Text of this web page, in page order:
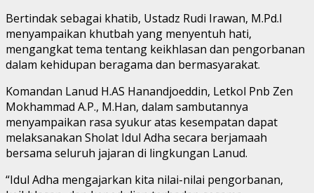
Bertindak sebagai khatib, Ustadz Rudi Irawan, M.Pd.I
menyampaikan khutbah yang menyentuh hati,
mengangkat tema tentang keikhlasan dan pengorbanan
dalam kehidupan beragama dan bermasyarakat.
Komandan Lanud H.AS Hanandjoeddin, Letkol Pnb Zen
Mokhammad A.P., M.Han, dalam sambutannya
menyampaikan rasa syukur atas kesempatan dapat
melaksanakan Sholat Idul Adha secara berjamaah
bersama seluruh jajaran di lingkungan Lanud.
“Idul Adha mengajarkan kita nilai-nilai pengorbanan,